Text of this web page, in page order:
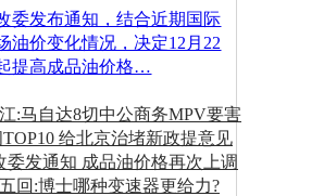
委发布通知，结合近期国际
油价变化情况，决定12月22
提高成品油价格…
:马自达8切中公商务MPV要害
TOP10 给北京治堵新政提意见
委发通知 成品油价格再次上调
回:博士哪种变速器更给力?